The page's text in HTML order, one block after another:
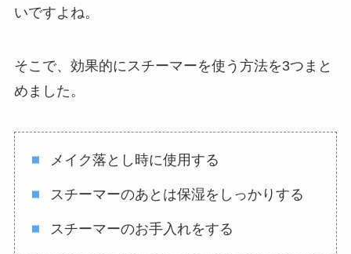
いですよね。
そこで、効果的にスチーマーを使う方法を3つまと
めました。
メイク落とし時に使用する
スチーマーのあとは保湿をしっかりする
スチーマーのお手入れをする